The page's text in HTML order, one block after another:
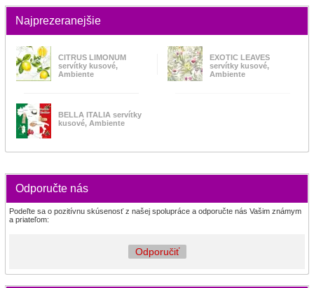
Najprezeranejšie
CITRUS LIMONUM
servítky kusové,
Ambiente
EXOTIC LEAVES
servítky kusové,
Ambiente
BELLA ITALIA servítky
kusové, Ambiente
Odporučte nás
Podeľte sa o pozitívnu skúsenosť z našej spolupráce a odporučte nás Vašim známym
a priateľom:
Odporučiť